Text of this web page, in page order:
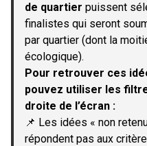
de quartier puissent
finalistes qui seront
par quartier (dont la
écologique).
Pour retrouver ces
pouvez utiliser les
droite de l’écran :
📌 Les idées « non
répondent pas aux